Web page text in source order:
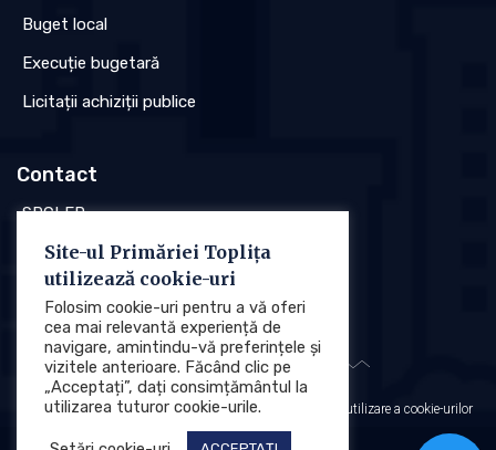
Buget local
Execuție bugetară
Licitații achiziții publice
Contact
SPCLEP
Stare civilă
Poliția locală
Protecția datelor cu caracter personal (GDPR) Politica de utilizare a cookie-urilor
Site-ul Primăriei Toplița
utilizează cookie-uri
Folosim cookie-uri pentru a vă oferi
cea mai relevantă experiență de
navigare, amintindu-vă preferințele și
vizitele anterioare. Făcând clic pe
„Acceptați”, dați consimțământul la
utilizarea tuturor cookie-urile.